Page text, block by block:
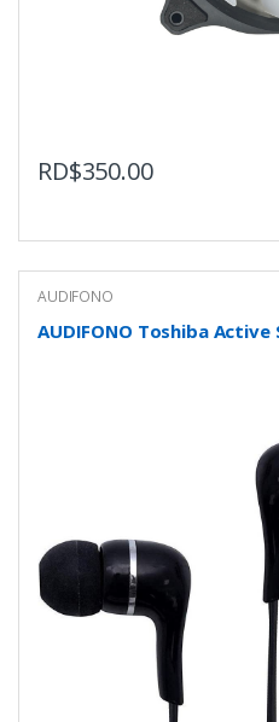
RD$350.00
AUDIFONO
AUDIFONO Toshiba Active